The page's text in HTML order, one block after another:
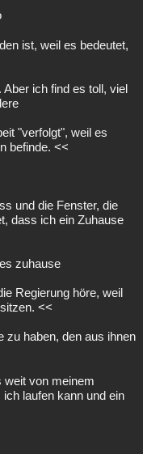
ist, weil es bedeutet,
ich find es toll, viel
"verfolgt", weil es
befinde. <<
und die Fenster, die
dass ich ein Zuhause
zuhause
Regierung höre, weil
<<
zu haben, den aus ihnen
weit von meinem
laufen kann und ein